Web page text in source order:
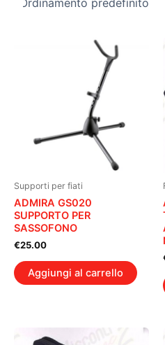
Supporti per fiati
ADMIRA GS020
SUPPORTO PER
SASSOFONO
€25.00
Aggiungi al carrello